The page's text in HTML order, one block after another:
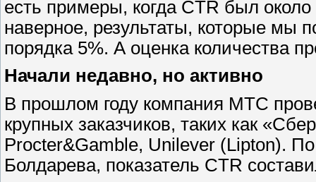
есть примеры, когда CTR был
наверное, результаты, которые мы
порядка 5%. А оценка количества
Начали недавно, но активно
В прошлом году компания МТС
крупных заказчиков, таких как
Procter&Gamble, Unilever (Lipton).
Болдарева, показатель CTR